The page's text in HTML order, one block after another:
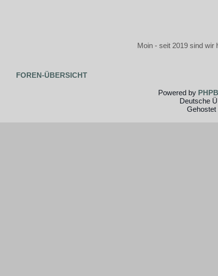
Moin - seit 2019 sind wir
FOREN-ÜBERSICHT
Powered by
Deutsche